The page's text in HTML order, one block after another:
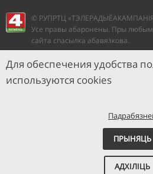
© РУПРТЦ «ТЭЛЕРАДЫЁАКАМПАНІЯ
Усе правы абаронены. Пры любым
сайта спасылка абавязкова.
Для обеспечения удобства
используются cookies
ПРЫНЯЦЬ
АДХІЛІЦЬ